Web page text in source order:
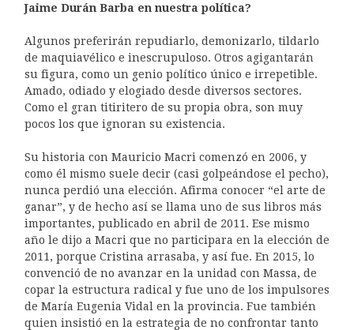
Jaime Durán Barba en nuestra política?
Algunos preferirán repudiarlo, demonizarlo, tildarlo
de maquiavélico e inescrupuloso. Otros agigantarán
su figura, como un genio político único e irrepetible.
Amado, odiado y elogiado desde diversos sectores.
Como el gran titiritero de su propia obra, son muy
pocos los que ignoran su existencia.
Su historia con Mauricio Macri comenzó en 2006, y
como él mismo suele decir (casi golpeándose el pecho),
nunca perdió una elección. Afirma conocer “el arte de
ganar”, y de hecho así se llama uno de sus libros más
importantes, publicado en abril de 2011. Ese mismo
año le dijo a Macri que no participara en la elección de
2011, porque Cristina arrasaba, y así fue. En 2015, lo
convenció de no avanzar en la unidad con Massa, de
copar la estructura radical y fue uno de los impulsores
de María Eugenia Vidal en la provincia. Fue también
quien insistió en la estrategia de no confrontar tanto